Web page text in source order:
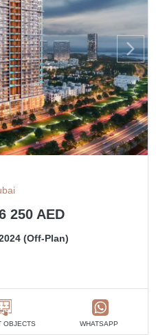
250 AED
(Off-Plan)
OBJECTS WHATSAPP